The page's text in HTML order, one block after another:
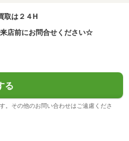
取は２４H
店前にお問合せください☆
る
。その他のお問い合わせはご遠慮くださ